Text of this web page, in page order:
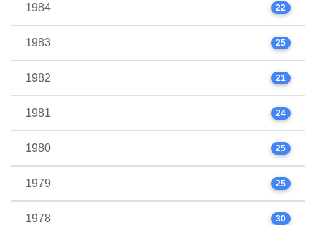
1984 22
1983 25
1982 21
1981 24
1980 25
1979 25
1978 30